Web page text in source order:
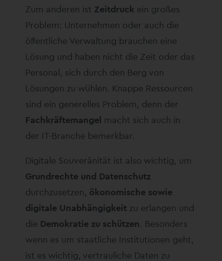
Zum anderen ist Zeitdruck ein großes
Problem: Unternehmen oder auch die
öffentliche Verwaltung brauchen eine
Lösung und haben nicht die Zeit oder das
Personal, sich durch den Berg von
Lösungen zu wühlen. Knappe Ressourcen
sind ein generelles Problem, denn der
Fachkräftemangel macht sich auch in
der IT-Branche bemerkbar.
Digitale Souveränität ist also wichtig, um
Grundrechte und Datenschutz
durchzusetzen, ökonomische sowie
digitale Unabhängigkeit zu erlangen und
die Demokratie zu schützen. Besonders
wenn es um staatliche Institutionen geht,
ist es wichtig, vertrauliche Daten zu